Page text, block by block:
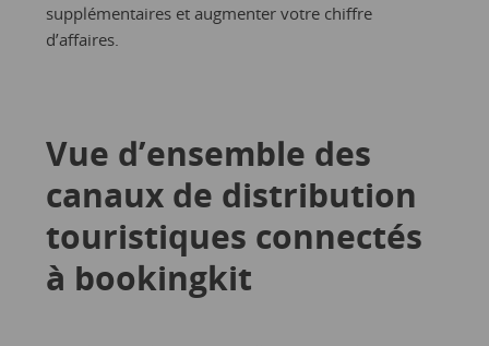
supplémentaires et augmenter votre chiffre
d’affaires.
Vue d’ensemble des
canaux de distribution
touristiques connectés
à bookingkit